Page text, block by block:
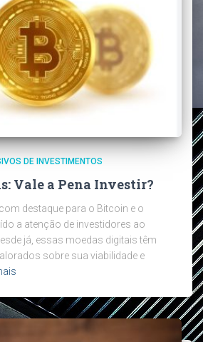
DE INVESTIMENTOS
Vale a Pena Investir?
destaque para o Bitcoin e o
a atenção de investidores ao
já, essas moedas digitais têm
sobre sua viabilidade e